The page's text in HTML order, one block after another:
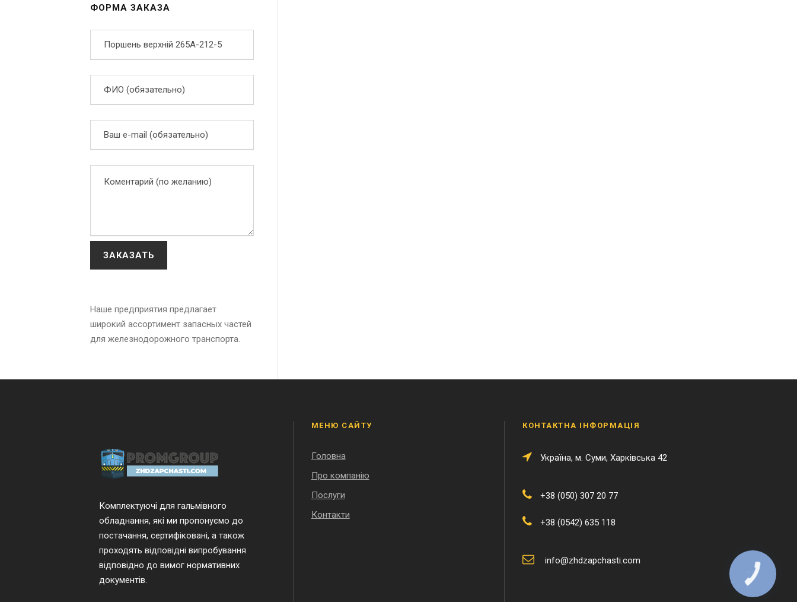
ФОРМА ЗАКАЗА
Наше предприятия предлагает
широкий ассортимент запасных частей
для железнодорожного транспорта.
Комплектуючі для гальмівного
обладнання, які ми пропонуємо до
постачання, сертифіковані, а також
проходять відповідні випробування
відповідно до вимог нормативних
документів.
МЕНЮ САЙТУ
Головна
Про компанію
Послуги
Контакти
КОНТАКТНА ІНФОРМАЦІЯ
Українa, м. Суми, Харківська 42
+38 (050) 307 20 77
+38 (0542) 635 118
info@zhdzapchasti.com
КНОПКА
ЗВ'ЯЗКУ